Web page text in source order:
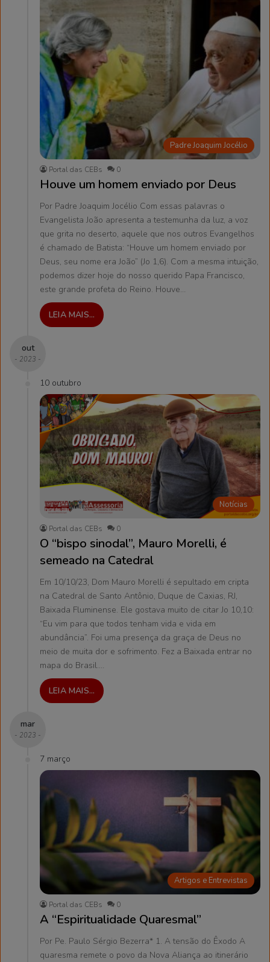
Padre Joaquim Jocélio
Portal das CEBs 0
Houve um homem enviado por Deus
Por Padre Joaquim Jocélio Com essas palavras o
Evangelista João apresenta a testemunha da luz, a voz
que grita no deserto, aquele que nos outros Evangelhos
é chamado de Batista: “Houve um homem enviado por
Deus, seu nome era João” (Jo 1,6). Com a mesma intuição,
podemos dizer hoje do nosso querido Papa Francisco,
este grande profeta do Reino. Houve…
LEIA MAIS...
out
- 2023 -
10 outubro
Notícias
Portal das CEBs 0
O “bispo sinodal”, Mauro Morelli, é
semeado na Catedral
Em 10/10/23, Dom Mauro Morelli é sepultado em cripta
na Catedral de Santo Antônio, Duque de Caxias, RJ,
Baixada Fluminense. Ele gostava muito de citar Jo 10,10:
“Eu vim para que todos tenham vida e vida em
abundância”. Foi uma presença da graça de Deus no
meio de muita dor e sofrimento. Fez a Baixada entrar no
mapa do Brasil.…
LEIA MAIS...
mar
- 2023 -
7 março
Artigos e Entrevistas
Portal das CEBs 0
A “Espiritualidade Quaresmal”
Por Pe. Paulo Sérgio Bezerra* 1. A tensão do Êxodo A
quaresma remete o povo da Nova Aliança ao itinerário